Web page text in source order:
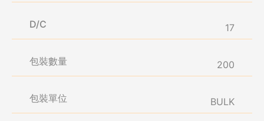
D/C 17
包裝數量 200
包裝單位 BULK